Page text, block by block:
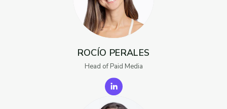
ROCÍO PERALES
Head of Paid Media